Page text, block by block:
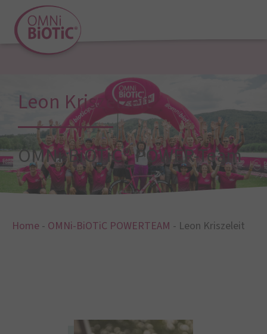
Leon Kriszelzeit
OMNi-BiOTiC® POWER-Team
Home - OMNi-BiOTiC POWERTEAM - Leon Kriszeleit